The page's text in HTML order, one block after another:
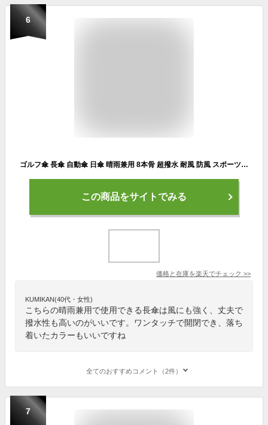
6
ゴルフ傘 長傘 自動傘 日傘 晴雨兼用 8本骨 超撥水 耐風 防風 スポーツ用 紳士傘 梅雨対策 台風対応 ワンタッチ 丈夫 強風豪雨 紳士傘 スポーツ観戦 メンズ
この商品をサイトでみる
価格と在庫を楽天でチェック >>
KUMIKAN(40代・女性)
こちらの晴雨兼用で使用できる長傘は風にも強く、丈夫で
撥水性も高いのがいいです。ワンタッチで開閉でき、落ち
着いたカラーもいいですね
全てのおすすめコメント（2件）
7